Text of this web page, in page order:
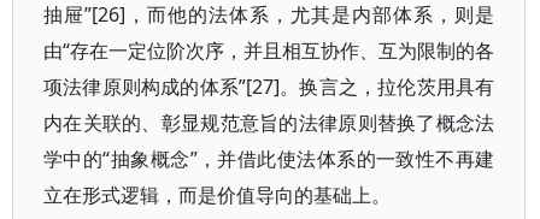
抽屉”[26]，而他的法体系，尤其是内部体系，则是
由“存在一定位阶次序，并且相互协作、互为限制的各
项法律原则构成的体系”[27]。换言之，拉伦茨用具有
内在关联的、彰显规范意旨的法律原则替换了概念法
学中的“抽象概念”，并借此使法体系的一致性不再建
立在形式逻辑，而是价值导向的基础上。